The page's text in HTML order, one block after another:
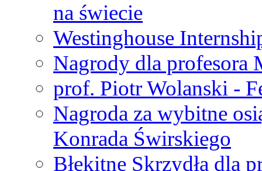
na świecie
Westinghouse
Nagrody dla profesora
prof. Piotr Wolanski -
Nagroda za wybitne
Konrada Świrskiego
Błękitne Skrzydła dla